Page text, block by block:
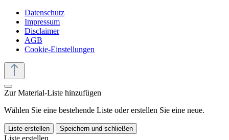
Datenschutz
Impressum
Disclaimer
AGB
Cookie-Einstellungen
Zur Material-Liste hinzufügen
Wählen Sie eine bestehende Liste oder erstellen Sie eine neue.
Liste erstellen Speichern und schließen
Liste erstellen